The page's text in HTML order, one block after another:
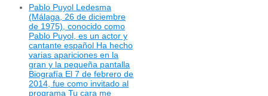
Pablo Puyol Ledesma
(Málaga, 26 de diciembre
de 1975), conocido como
Pablo Puyol, es un actor y
cantante español Ha hecho
varias apariciones en la
gran y la pequeña pantalla
Biografía El 7 de febrero de
2014, fue como invitado al
programa Tu cara me